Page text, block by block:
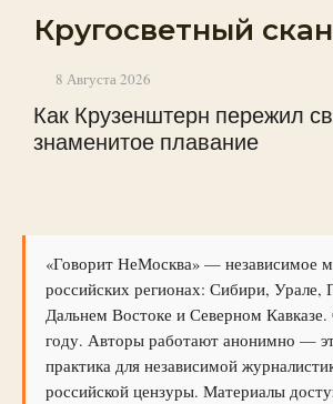
Кругосветный
8 Августа 2026
Как Крузенштерн пережил
знаменитое плавание
«Говорит НеМосква» — независимое
российских регионах: Сибири, Урале,
Дальнем Востоке и Северном Кавказе.
году. Авторы работают анонимно —
практика для независимой
российской цензуры. Материалы